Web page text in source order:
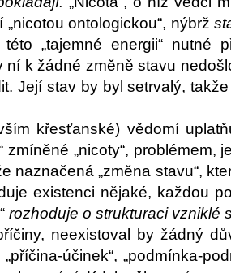
ontologickou“, nýbrž
„tajemné energii“ nutné
ní k žádné změně stavu
Její stav by byl setrvalý,
křesťanské) vědomí
zmíněné „nicoty“, problémem,
naznačená „změna stavu“,
existenci nějaké, každou
rozhoduje o strukturaci vzniklé
neexistoval by žádný
účinek“, „podmínka-